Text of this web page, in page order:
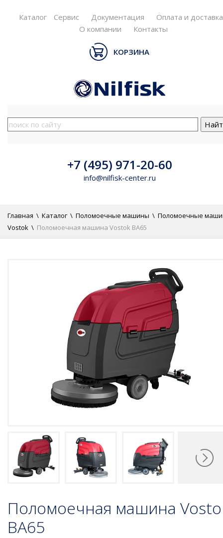
Каталог Сервис Документация
Оплата и доставка
О компании
Контакты
КОРЗИНА
+7 (495) 971-20-60
info@nilfisk-center.ru
Главная \ Каталог \ Поломоечные машины \ Поломоечные
Vostok \ Поломоечная машина Vostok BA65
Поломоечная машина
BA65